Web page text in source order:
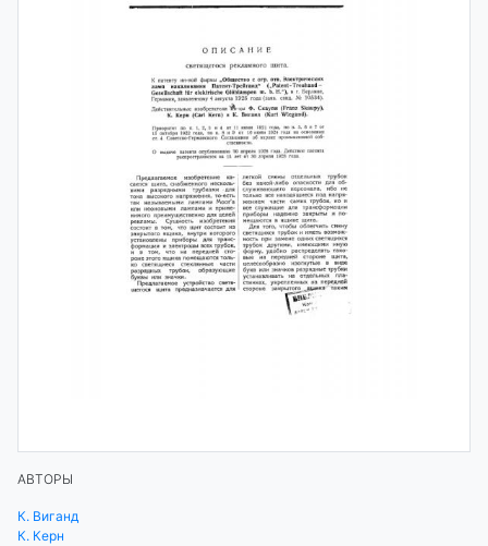
АВТОРЫ
К. Виганд
К. Керн